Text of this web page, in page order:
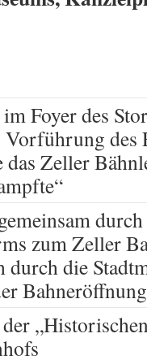
Foyer des
des
das Zeller
durch
zum Zeller
durch die